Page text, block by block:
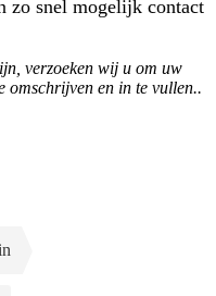
zo snel mogelijk contact
verzoeken wij u om uw
omschrijven en in te vullen..